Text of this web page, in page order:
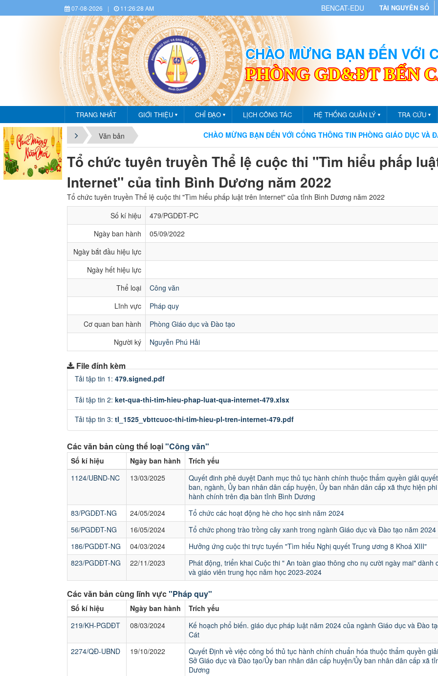
07-08-2026 | 11:26:29 AM BENCAT-EDU TÀI NGUYÊN SỐ
CHÀO MỪNG BẠN ĐẾN VỚI
PHÒNG GD&ĐT BẾN
TRANG NHẤT GIỚI THIỆU ▼ CHỈ ĐẠO ▼ LỊCH CÔNG TÁC HỆ THỐNG QUẢN LÝ ▼ TRA CỨU ▼
Văn bản CHÀO MỪNG BẠN ĐẾN VỚI CỔNG THÔNG TIN PHÒNG GIÁO DỤC VÀ ĐÀO
Tổ chức tuyên truyền Thể lệ cuộc thi "Tìm hiểu phấp
Internet" của tỉnh Bình Dương năm 2022
Tổ chức tuyên truyền Thể lệ cuộc thi "Tìm hiểu phấp luật trên Internet" của tỉnh Bình Dương năm 2022
Số kí hiệu
479/PGDĐT-PC
Ngày ban hành
05/09/2022
Ngày bắt đầu hiệu lực
Ngày hết hiệu lực
Thể loại
Công văn
Lĩnh vực
Pháp quy
Cơ quan ban hành
Phòng Giáo dục và Đào tạo
Người ký
Nguyễn Phú Hải
File đính kèm
Tải tập tin 1: 479.signed.pdf
Tải tập tin 2: ket-qua-thi-tim-hieu-phap-luat-qua-internet-479.xlsx
Tải tập tin 3: tl_1525_vbttcuoc-thi-tim-hieu-pl-tren-internet-479.pdf
Các văn bản cùng thể loại"Công văn"
Số kí hiệu Ngày ban hành
Trích yếu
1124/UBND-NC
13/03/2025
Quyết đinh phê duyệt Danh mục thủ tục hành chính thuộc thẩm quyền giải
ban, ngành, Ủy ban nhân dân cấp huyện, Ủy ban nhân dân cấp xã thực hiện
hành chính trên địa bàn tỉnh Bình Dương
83/PGDĐT-NG
24/05/2024
Tổ chức các hoạt động hè cho học sinh năm 2024
56/PGDĐT-NG
16/05/2024
Tổ chức phong trào trồng cây xanh trong ngành Giáo dục và Đào tạo năm 2024
186/PGDĐT-NG
04/03/2024
Hưởng ứng cuộc thi trực tuyến "Tìm hiểu Nghị quyết Trung ương 8 Khoá XIII"
823/PGDĐT-NG
22/11/2023
Phát động, triển khai Cuộc thi " An toàn giao thông cho nụ cười ngày mai" dành
và giáo viên trung học năm học 2023-2024
Các văn bản cùng lĩnh vực"Pháp quy"
Số kí hiệu Ngày ban hành
Trích yếu
219/KH-PGDĐT
08/03/2024
Kế hoạch phổ biến. giáo dục pháp luật năm 2024 của ngành Giáo dục và Đào
Cát
2274/QĐ-UBND
19/10/2022
Quyết Định về việc công bố thủ tục hành chính chuẩn hóa thuộc thẩm quyền
Sở Giáo dục và Đào tạo/Ủy ban nhân dân cấp huyện/Ủy ban nhân dân cấp xã
Dương